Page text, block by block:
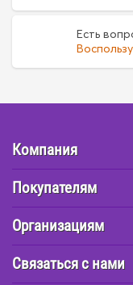
Есть
Компания
Покупателям
Организациям
Связаться с нами